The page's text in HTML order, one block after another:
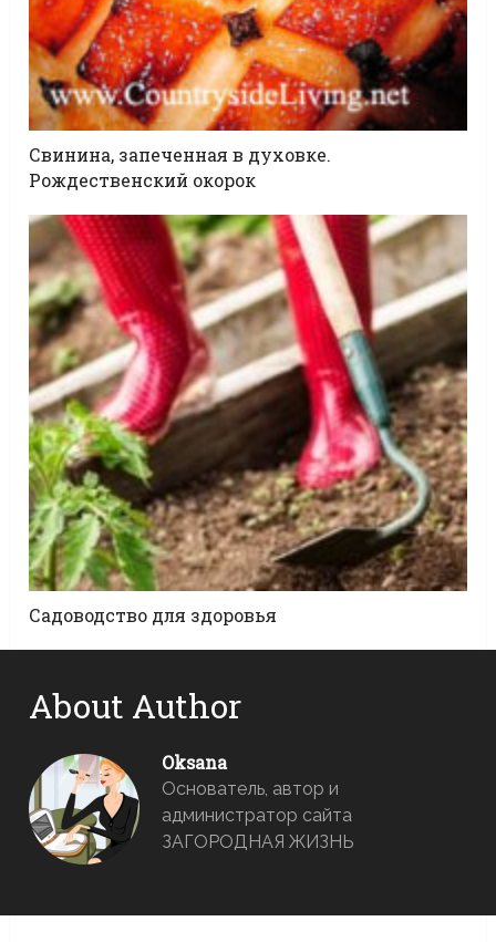
Свинина, запеченная в духовке.
Рождественский окорок
Садоводство для здоровья
About Author
Oksana
Основатель, автор и
администратор сайта
ЗАГОРОДНАЯ ЖИЗНЬ